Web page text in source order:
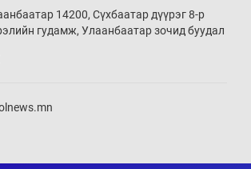
5 цаг 36 мин
6 цаг 6 мин
14200, Сүхбаатар дүүрэг 8-р
гудамж, Улаанбаатар зочид буудал